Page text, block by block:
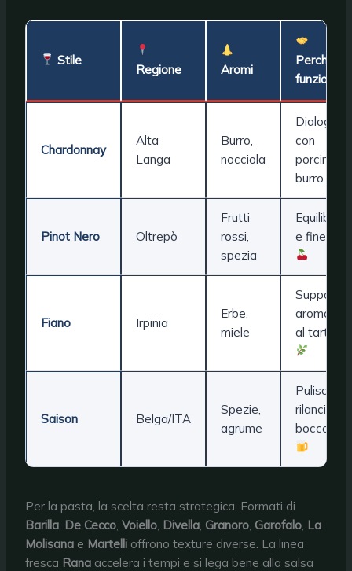
Stile
Regione Aromi
Perché
funziona
Chardonnay
Alta
Langa
Burro,
nocciola
Dialoga
con
porcini e
burro
Pinot Nero Oltrepò
Frutti
rossi,
spezia
Equilibrio
e finezza
Fiano Irpinia
Erbe,
miele
Supporto
aromatico
al tartufo
Saison Belga/ITA
Spezie,
agrume
Pulisce e
rilancia il
boccone
Per la pasta, la scelta resta strategica. Formati di
Barilla De Cecco ,Voiello Divella Granoro Garofalo La
Molisana e Martelli offrono texture diverse. La linea
fresca Rana accelera i tempi e si lega bene alla salsa